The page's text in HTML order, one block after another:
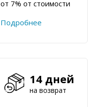
от 7% от стоимости
Подробнее
14 дней
на возврат